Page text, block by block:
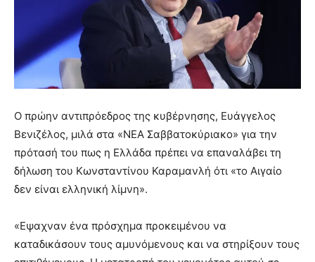
Ο πρώην αντιπρόεδρος της κυβέρνησης, Ευάγγελος
Βενιζέλος, μιλά στα «ΝΕΑ Σαββατοκύριακο» για την
πρότασή του πως η Ελλάδα πρέπει να επαναλάβει τη
δήλωση του Κωνσταντίνου Καραμανλή ότι «το Αιγαίο
δεν είναι ελληνική λίμνη».
«Εψαχναν ένα πρόσχημα προκειμένου να
καταδικάσουν τους αμυνόμενους και να στηρίξουν τους